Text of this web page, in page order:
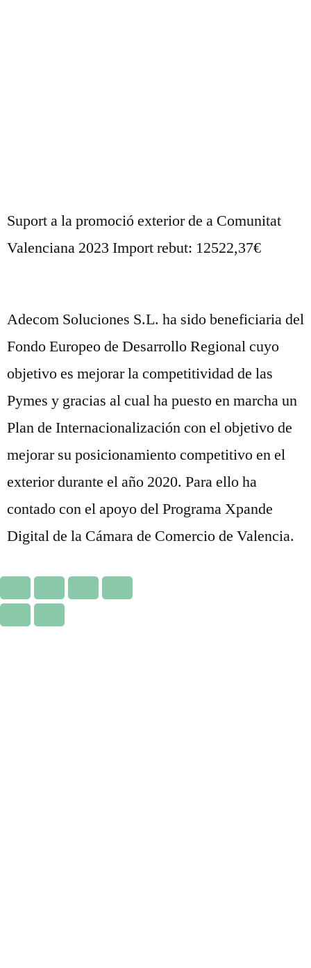
Suport a la promoció exterior de a Comunitat
Valenciana 2023 Import rebut: 12522,37€
Adecom Soluciones S.L. ha sido beneficiaria del
Fondo Europeo de Desarrollo Regional cuyo
objetivo es mejorar la competitividad de las
Pymes y gracias al cual ha puesto en marcha un
Plan de Internacionalización con el objetivo de
mejorar su posicionamiento competitivo en el
exterior durante el año 2020. Para ello ha
contado con el apoyo del Programa Xpande
Digital de la Cámara de Comercio de Valencia.